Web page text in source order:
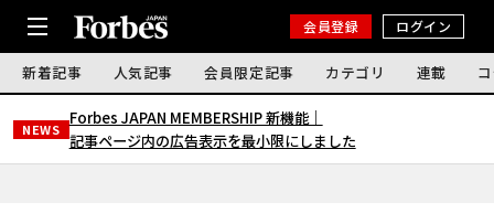
会員登録 ログイン
新着記事 人気記事 会員限定記事 カテゴリ 連載
NEWS
Forbes JAPAN MEMBERSHIP 新機能｜
記事ページ内の広告表示を最小限にしました